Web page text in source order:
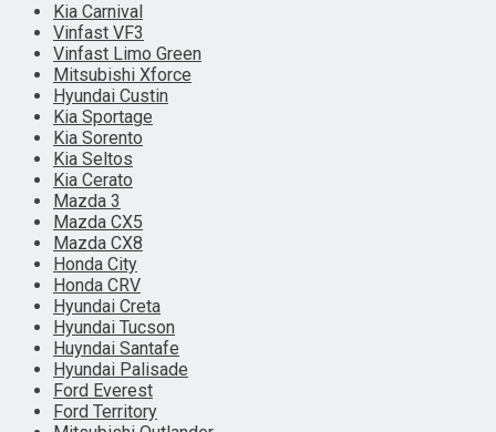
Kia Carnival
Vinfast VF3
Vinfast Limo Green
Mitsubishi Xforce
Hyundai Custin
Kia Sportage
Kia Sorento
Kia Seltos
Kia Cerato
Mazda 3
Mazda CX5
Mazda CX8
Honda City
Honda CRV
Hyundai Creta
Hyundai Tucson
Huyndai Santafe
Hyundai Palisade
Ford Everest
Ford Territory